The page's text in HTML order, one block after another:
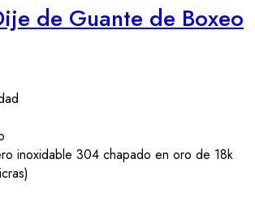
de Guante de Boxeo
inoxidable 304 chapado en oro de 18k